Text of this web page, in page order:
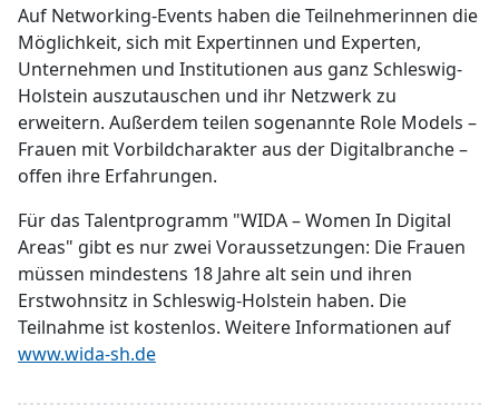
Auf Networking-Events haben die Teilnehmerinnen die
Möglichkeit, sich mit Expertinnen und Experten,
Unternehmen und Institutionen aus ganz Schleswig-
Holstein auszutauschen und ihr Netzwerk zu
erweitern. Außerdem teilen sogenannte Role Models –
Frauen mit Vorbildcharakter aus der Digitalbranche –
offen ihre Erfahrungen.
Für das Talentprogramm "WIDA – Women In Digital
Areas" gibt es nur zwei Voraussetzungen: Die Frauen
müssen mindestens 18 Jahre alt sein und ihren
Erstwohnsitz in Schleswig-Holstein haben. Die
Teilnahme ist kostenlos. Weitere Informationen auf
www.wida-sh.de